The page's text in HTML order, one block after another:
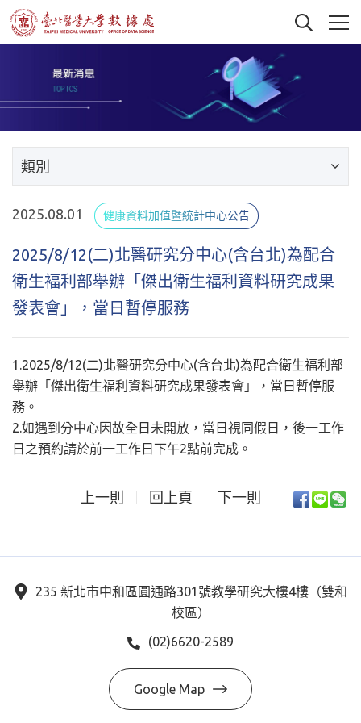
類別
2025.08.01 健康資料加值暨統計中心公告
2025/8/12(二)北醫研究分中心(含台北)為配合
衛生褔利部舉辦「傑出衛生福利資料研究成果
發表會」，當日暫停服務
1.2025/8/12(二)北醫研究分中心(含台北)為配合衛生褔利部
舉辦「傑出衛生福利資料研究成果發表會」，當日暫停服
務。
2.如遇到分中心因故全日未開放，當日視同假日，後一工作
日之預約請於前一工作日下午2點前完成。
上一則 回上頁 下一則
235 新北市中和區圓通路301號教學研究大樓4樓（雙和
校區）
(02)6620-2589
Google Map